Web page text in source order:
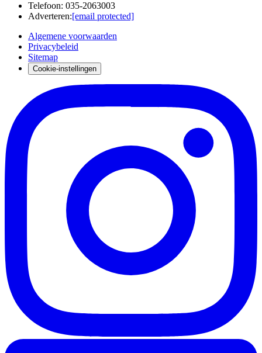
Telefoon: 035-2063003
Adverteren:[email protected]
Algemene voorwaarden
Privacybeleid
Sitemap
Cookie-instellingen